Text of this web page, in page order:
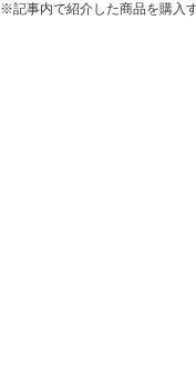
※記事内で紹介した商品を購入